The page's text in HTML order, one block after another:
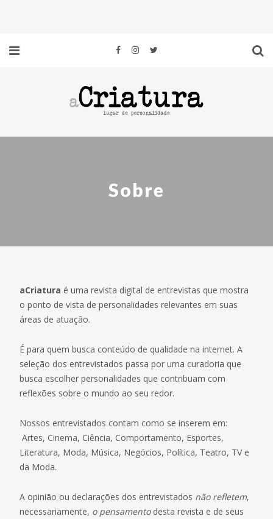
Sobre
aCriatura é uma revista digital de entrevistas que mostra
o ponto de vista de personalidades relevantes em suas
áreas de atuação.
É para quem busca conteúdo de qualidade na internet. A
seleção dos entrevistados passa por uma curadoria que
busca escolher personalidades que contribuam com
reflexões sobre o mundo ao seu redor.
Nossos entrevistados contam como se inserem em:
Artes, Cinema, Ciência, Comportamento, Esportes,
Literatura, Moda, Música, Negócios, Política, Teatro, TV e
da Moda.
A opinião ou declarações dos entrevistados não refletem,
necessariamente, o pensamentodesta revista e de seus